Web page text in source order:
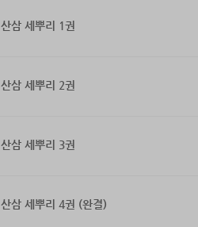
산삼 세뿌리 1권
산삼 세뿌리 2권
산삼 세뿌리 3권
산삼 세뿌리 4권 (완결)